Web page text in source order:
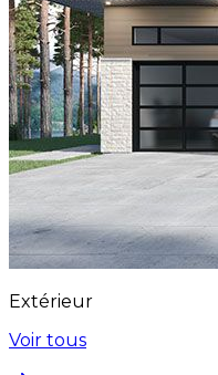
Extérieur
Voir tous